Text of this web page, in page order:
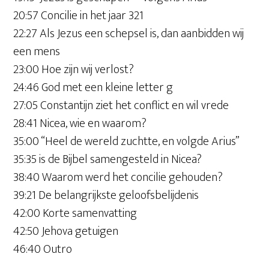
20:57 Concilie in het jaar 321
22:27 Als Jezus een schepsel is, dan aanbidden wij
een mens
23:00 Hoe zijn wij verlost?
24:46 God met een kleine letter g
27:05 Constantijn ziet het conflict en wil vrede
28:41 Nicea, wie en waarom?
35:00 “Heel de wereld zuchtte, en volgde Arius”
35:35 is de Bijbel samengesteld in Nicea?
38:40 Waarom werd het concilie gehouden?
39:21 De belangrijkste geloofsbelijdenis
42:00 Korte samenvatting
42:50 Jehova getuigen
46:40 Outro